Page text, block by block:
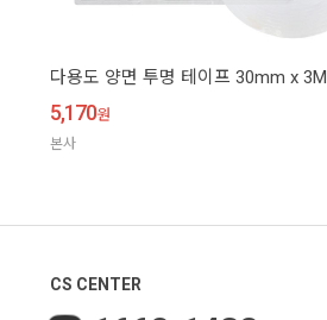
다용도 양면 투명 테이프 30mm x 3M
5,170원
본사
CS CENTER